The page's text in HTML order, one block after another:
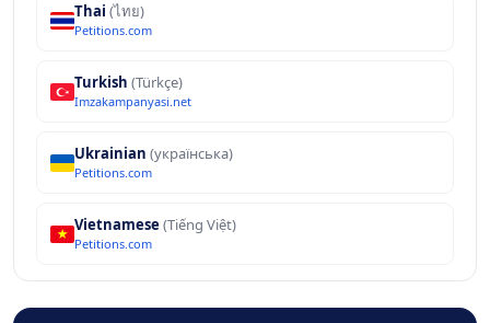
Thai (ไทย)
Petitions.com
Turkish (Türkçe)
Imzakampanyasi.net
Ukrainian (українська)
Petitions.com
Vietnamese (Tiếng Việt)
Petitions.com